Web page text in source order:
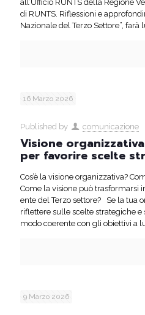
all’Ufficio RUNTS della Regione
di RUNTS. Riflessioni e
Nazionale del Terzo Settore”, farà
16 Marzo 2026
Published by comunicazione
Visione
per favorire scelte
Cos’è la visione organizzativa?
Come la visione può trasformarsi
ente del Terzo settore? Se la tua
riflettere sulle scelte strategiche
modo coerente con gli obiettivi a
9 Marzo 2026